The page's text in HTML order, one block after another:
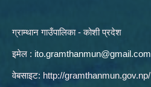
ग्राम्थान गाउँपालिका - कोशी प्रदेश
इमेल : ito.gramthanmun@gmail.com
वेबसाइट: http://gramthanmun.gov.np/